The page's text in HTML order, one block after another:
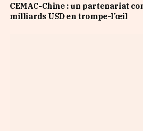
CEMAC-Chine : un partenariat
milliards USD en trompe-l’œil